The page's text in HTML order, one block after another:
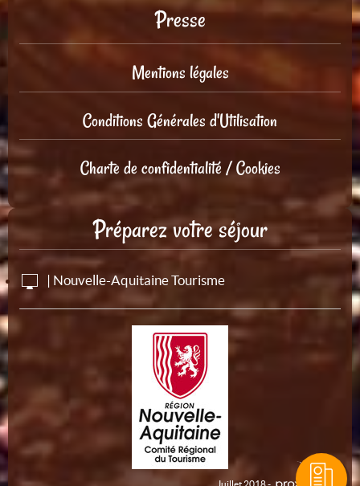
Presse
Mentions légales
Conditions Générales d'Utilisation
Charte de confidentialité / Cookies
Préparez votre séjour
| Nouvelle-Aquitaine Tourisme